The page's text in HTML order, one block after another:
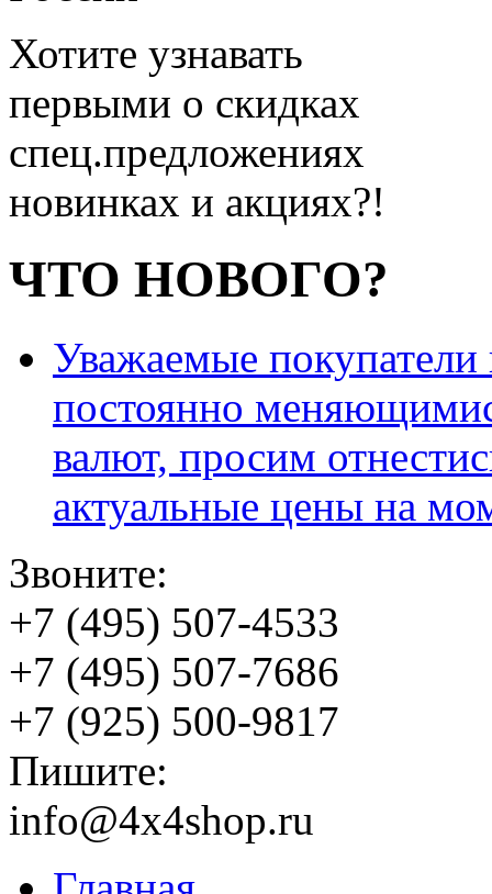
Хотите узнавать
первыми о скидках
спец.предложениях
новинках и акциях?!
ЧТО НОВОГО?
Уважаемые
постоянно
валют, просим
актуальные цены на
Звоните:
+7 (495) 507-4533
+7 (495) 507-7686
+7 (925) 500-9817
Пишите:
info@4x4shop.ru